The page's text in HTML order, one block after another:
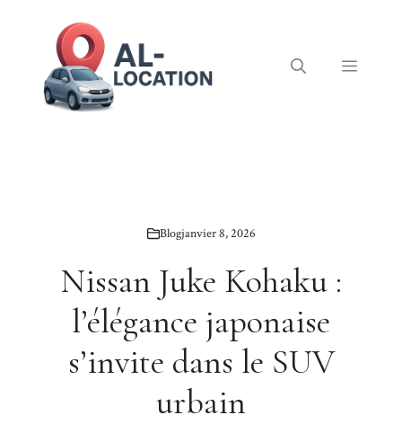
Menu
Blogjanvier 8, 2026
Nissan Juke Kohaku :
l’élégance japonaise
s’invite dans le SUV
urbain